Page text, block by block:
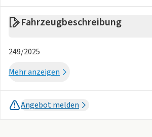
Fahrzeugbeschreibung
249/2025
Mehr anzeigen
Angebot melden